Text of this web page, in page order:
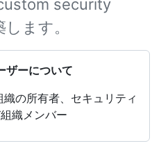
security
ます。
ザーについて
織の所有者、セキュリティ
織メンバー